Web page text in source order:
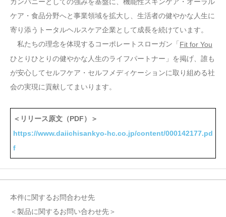
ケア・食品分野へと事業領域を拡大し、生活者の健やかな人生に
寄り添うトータルヘルスケア企業として成長を続けています。
私たちの理念を体現するコーポレートスローガン「Fit for You
ひとりひとりの健やかな人生のライフパートナー」を掲げ、誰も
が安心してセルフケア・セルフメディケーションに取り組める社
会の実現に貢献してまいります。
＜リリース原文（PDF）＞
https://www.daiichisankyo-hc.co.jp/content/000142177.pd
f
本件に関するお問合わせ先
＜製品に関するお問い合わせ先＞